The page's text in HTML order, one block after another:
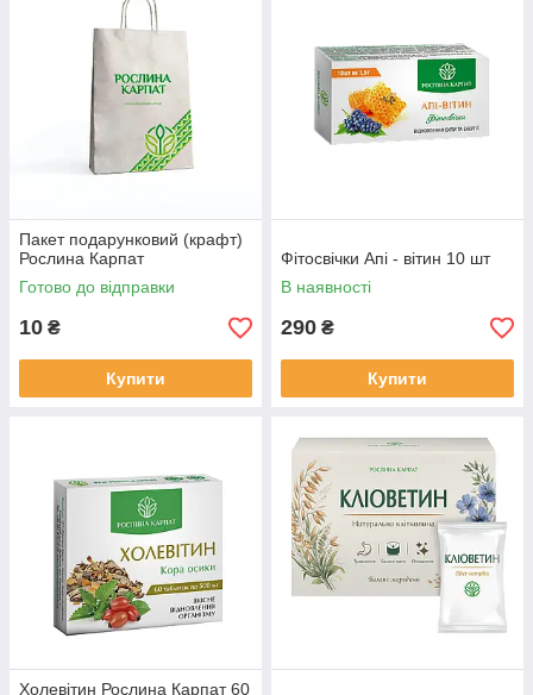
Пакет подарунковий (крафт)
Рослина Карпат
Готово до відправки
10 ₴
Купити
Фітосвічки Апі - вітин 10 шт
В наявності
290 ₴
Купити
Холевітин Рослина Карпат 60